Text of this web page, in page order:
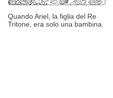
Quando Ariel, la figlia del Re
Tritone, era solo una bambina.